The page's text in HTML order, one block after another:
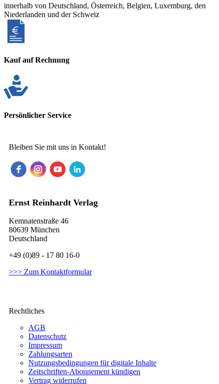
innerhalb von Deutschland, Österreich, Belgien, Luxemburg, den
Niederlanden und der Schweiz
Kauf auf Rechnung
Persönlicher Service
Bleiben Sie mit uns in Kontakt!
Ernst Reinhardt Verlag
Kemnatenstraße 46
80639 München
Deutschland
+49 (0)89 - 17 80 16-0
>>> Zum Kontaktformular
Rechtliches
AGB
Datenschutz
Impressum
Zahlungsarten
Nutzungsbedingungen für digitale Inhalte
Zeitschriften-Abonnement kündigen
Vertrag widerrufen